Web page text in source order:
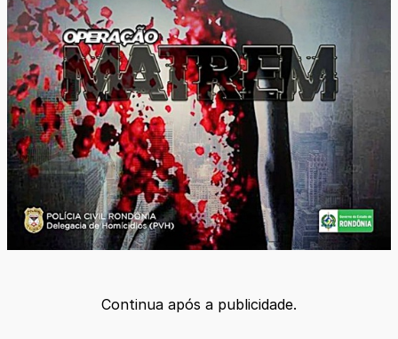
Continua após a publicidade.